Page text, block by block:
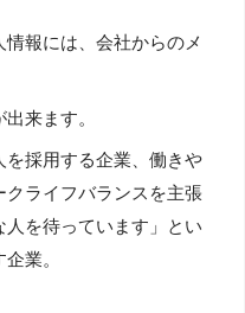
報には、会社からのメ
来ます。
採用する企業、働きや
ライフバランスを主張
を待っています」とい
業。